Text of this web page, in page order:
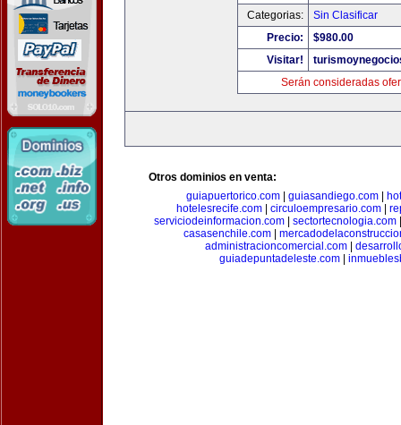
Categorias:
Sin Clasificar
Precio:
$980.00
Visitar!
Serán consideradas
Otros dominios en venta:
guiapuertorico.com| guiasandiego.com|
hotelesrecife.com| circuloempresario.com|
serviciodeinformacion.com
sectortecnologia.com
casasenchile.com|
administracioncomercial.com|
guiadepuntadeleste.com